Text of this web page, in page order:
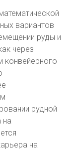
вариантов
руды и
через
конвейерного
рудной
на
на